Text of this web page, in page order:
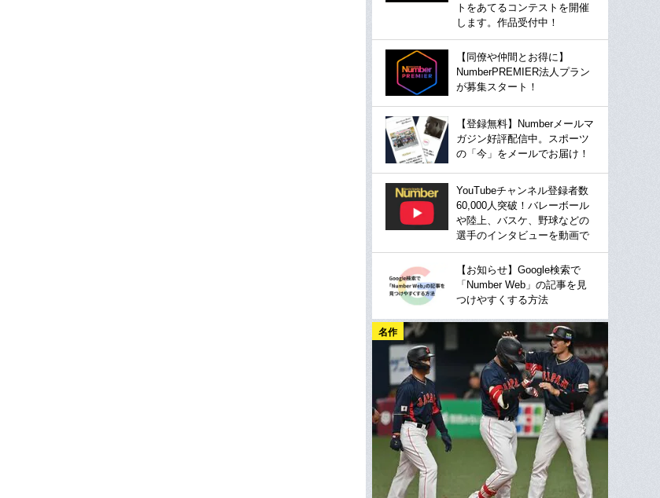
トをあてるコンテストを開催
します。作品受付中！
【同僚や仲間とお得に】
NumberPREMIER法人プラン
が募集スタート！
【登録無料】Numberメールマ
ガジン好評配信中。スポーツ
の「今」をメールでお届け！
YouTubeチャンネル登録者数
60,000人突破！バレーボール
や陸上、バスケ、野球などの
選手のインタビューを動画で
【お知らせ】Google検索で
「Number Web」の記事を見
つけやすくする方法
名作